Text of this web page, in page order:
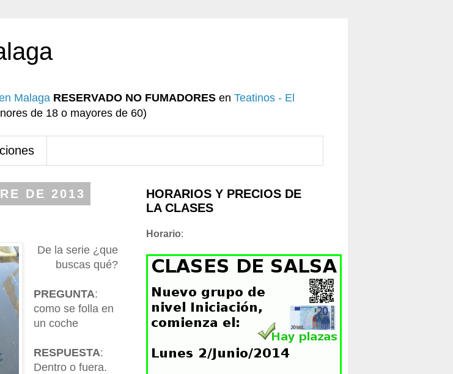
Malaga RESERVADO NO FUMADORES en Teatinos - El
de 18 o mayores de 60)
DE 2013
De la serie ¿que
buscas qué?
PREGUNTA:
como se folla en
un coche
RESPUESTA:
Dentro o fuera.
HORARIOS Y PRECIOS DE
LA CLASES
Horario: